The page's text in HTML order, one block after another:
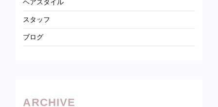
ヘアスタイル
スタッフ
ブログ
ARCHIVE